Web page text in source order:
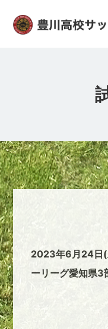
2023年6月24日(
ーリーグ愛知県3